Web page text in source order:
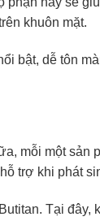
khuôn mặt.
bật, dễ tôn
mỗi một sản
trợ khi phát
Tại đây,